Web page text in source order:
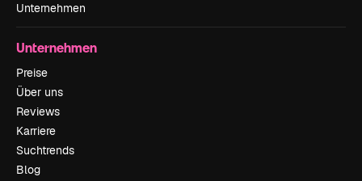
Unternehmen
Unternehmen
Preise
Über uns
Reviews
Karriere
Suchtrends
Blog